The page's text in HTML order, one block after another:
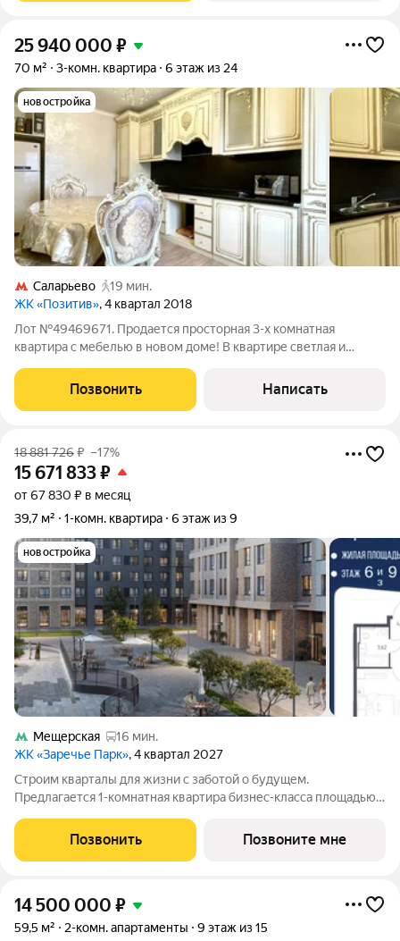
25 940 000 ₽
70 м² 3-комн. квартира 6 этаж из 24
новостройка
Саларьево
19 мин.
ЖК «Позитив», 4 квартал 2018
Лот №49469671. Продается просторная 3-х комнатная
квартира с мебелью в новом доме! В квартире светлая и
квартиры: Новый современный дом Удобная планировка для
комфортной жизни всей семьи Раздельный
Позвонить Написать
18 881 726₽ –17%
15 671 833₽
от 67 830 ₽ в месяц
39,7 м²
1-комн. квартира 6 этаж из 9
новостройка
Мещерская
16 мин.
ЖК «Заречье Парк», 4 квартал 2027
Строим кварталы для жизни с заботой о будущем.
Предлагается 1-комнатная квартира бизнес-класса площадью
комплексе "Заречье Парк".Квартира сдается с отделкой из
качественных материалов: так,
Позвонить Позвоните мне
14 500 000 ₽
59,5 м² 2-комн. апартаменты 9 этаж из 15